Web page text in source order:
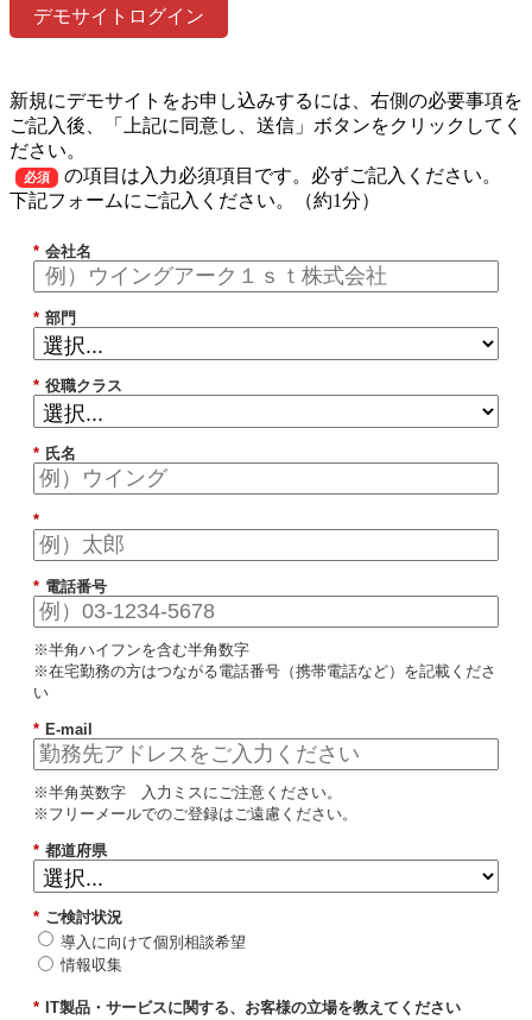
デモサイトログイン
新規にデモサイトをお申し込みするには、右側の必要事項を
ご記入後、「上記に同意し、送信」ボタンをクリックしてく
ださい。
必須
の項目は入力必須項目です。必ずご記入ください。
下記フォームにご記入ください。（約1分）
* 会社名
* 部門
* 役職クラス
* 氏名
*
* 電話番号
※半角ハイフンを含む半角数字
※在宅勤務の方はつながる電話番号（携帯電話など）を記載くださ
い
* E-mail
※半角英数字 入力ミスにご注意ください。
※フリーメールでのご登録はご遠慮ください。
* 都道府県
* ご検討状況
導入に向けて個別相談希望
情報収集
* IT製品・サービスに関する、お客様の立場を教えてください